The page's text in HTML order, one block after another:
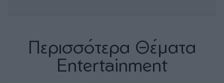
Περισσότερα Θέματα
Entertainment